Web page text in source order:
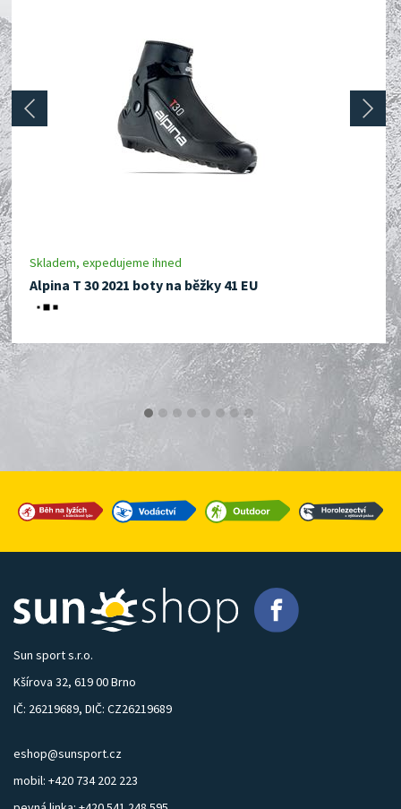
Skladem, expedujeme ihned
Alpina T 30 2021 boty na běžky 41 EU
prev next
Sun sport s.r.o.
Kšírova 32, 619 00 Brno
IČ: 26219689, DIČ: CZ26219689
eshop@sunsport.cz
mobil: +420 734 202 223